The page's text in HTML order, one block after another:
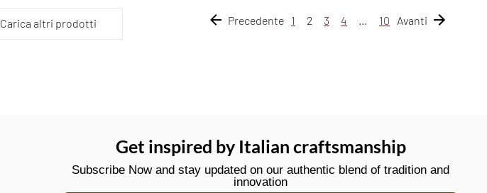
Carica altri prodotti Precedente 1 2 3 4 10 Avanti
Get inspired by Italian craftsmanship
Subscribe Now and stay updated on our authentic blend of tradition and
innovation